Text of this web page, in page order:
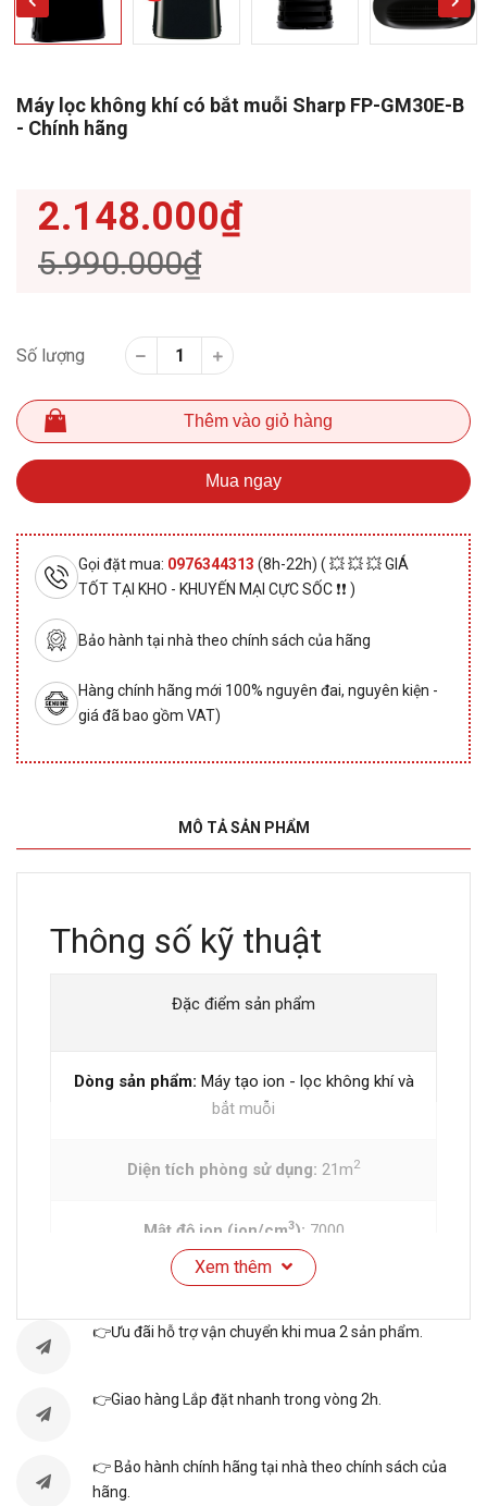
Máy lọc không khí có bắt muỗi Sharp FP-GM30E-B
- Chính hãng
2.148.000₫
5.990.000₫
Số lượng
Thêm vào giỏ hàng
Mua ngay
Gọi đặt mua: 0976344313 (8h-22h) ( 💥 💥 💥 GIÁ
TỐT TẠI KHO - KHUYẾN MẠI CỰC SỐC ❗❗ )
Bảo hành tại nhà theo chính sách của hãng
Hàng chính hãng mới 100% nguyên đai, nguyên kiện -
giá đã bao gồm VAT)
MÔ TẢ SẢN PHẨM
Thông số kỹ thuật
Đặc điểm sản phẩm
Dòng sản phẩm: Máy tạo ion - lọc không khí và
bắt muỗi
Diện tích phòng sử dụng: 21m2
Mật độ ion (ion/cm3): 7000
Lưu lượng khí (m3/giờ):Cao 180 - Trung bình
120 - Thấp 78
- Thấp 19
Công suất chờ (W):1
Xem thêm
👉Ưu đãi hỗ trợ vận chuyển khi mua 2 sản phẩm.
👉Giao hàng Lắp đặt nhanh trong vòng 2h.
👉 Bảo hành chính hãng tại nhà theo chính sách của
hãng.